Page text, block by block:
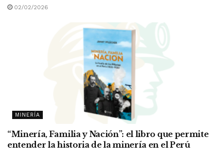
02/02/2026
MINERÍA
“Minería, Familia y Nación”: el libro que permite
entender la historia de la minería en el Perú